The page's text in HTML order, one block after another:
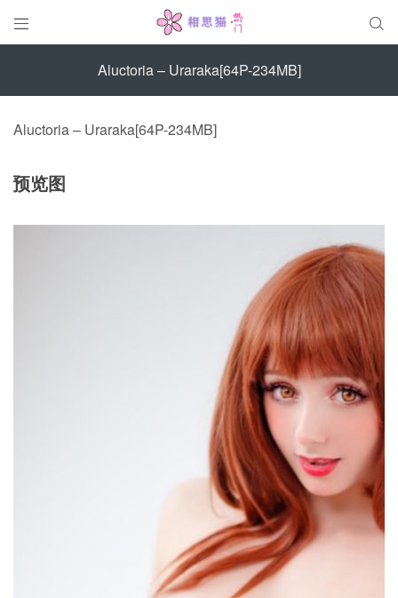
 
Aluctoria – Uraraka[64P-234MB]
Aluctoria – Uraraka[64P-234MB]
预览图